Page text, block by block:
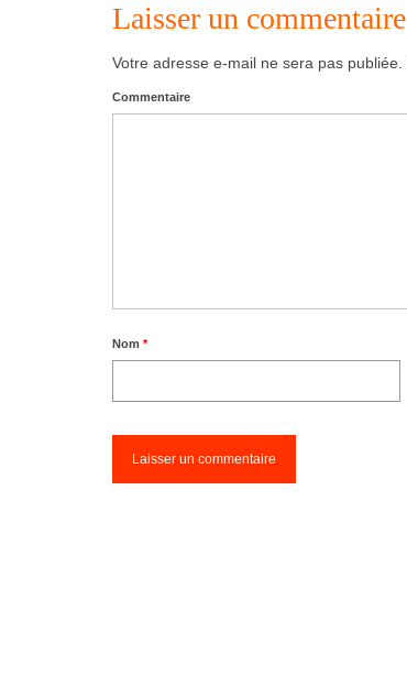
Laisser un commentaire
Votre adresse e-mail ne sera pas publiée.
Commentaire
Nom *